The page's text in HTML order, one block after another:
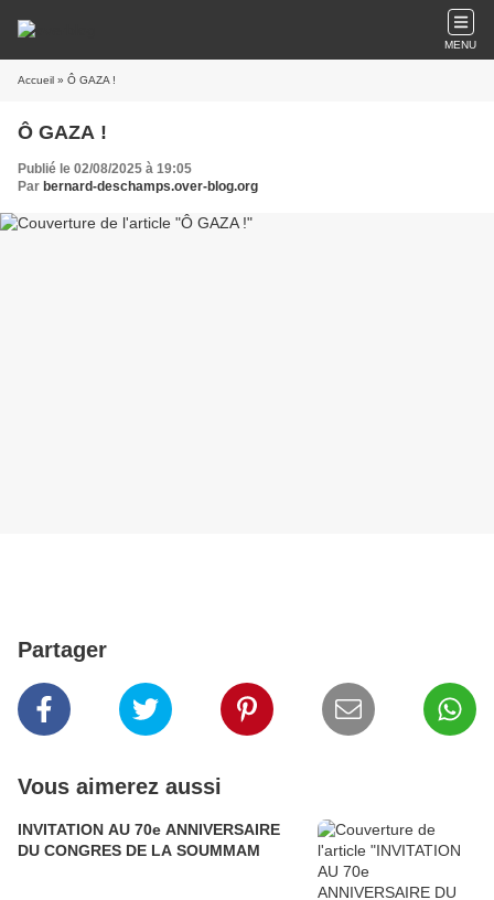
MENU
Accueil » Ô GAZA !
Ô GAZA !
Publié le 02/08/2025 à 19:05
Par bernard-deschamps.over-blog.org
Partager
Vous aimerez aussi
INVITATION AU 70e ANNIVERSAIRE
DU CONGRES DE LA SOUMMAM